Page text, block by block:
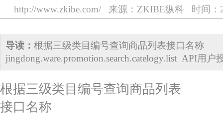
http://www.zkibe.com/来源： ZKIBE纵科 时间：
导读： 根据三级类目编号查询商品列表接口名称
jingdong.ware.promotion.search.catelogy.list API用户
根据三级类目编号查询商品列表
接口名称